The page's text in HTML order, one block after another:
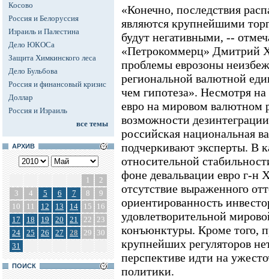
Косово
Россия и Белоруссия
Израиль и Палестина
Дело ЮКОСа
Защита Химкинского леса
Дело Бульбова
Россия и финансовый кризис
Доллар
Россия и Израиль
все темы
АРХИВ
1
2
3
4 5 6 7 8
9
10
11 12 13 14 15
16
17
18 19 20 21 22 23
24
25 26 27 28 29
30
31
ПОИСК
«Конечно, последствия
являются крупнейшими
будут негативными, --
«Петрокоммерц» Дмитрий
проблемы еврозоны
региональной валютной
чем гипотеза». Несмотря
евро на мировом валютном
возможности
российская национальная
подчеркивают эксперты. В
относительной
фоне девальвации евро г-н
отсутствие выраженного
ориентированность
удовлетворительной
конъюнктуры. Кроме того,
крупнейших регуляторов
перспективе идти на
политики.